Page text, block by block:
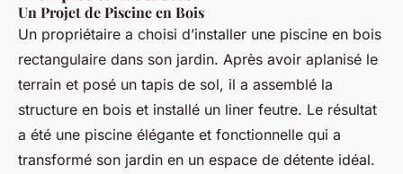
Un Projet de Piscine en Bois
Un propriétaire a choisi d’installer une piscine en bois
rectangulaire dans son jardin. Après avoir aplanisé le
terrain et posé un tapis de sol, il a assemblé la
structure en bois et installé un liner feutre. Le résultat
a été une piscine élégante et fonctionnelle qui a
transformé son jardin en un espace de détente idéal.